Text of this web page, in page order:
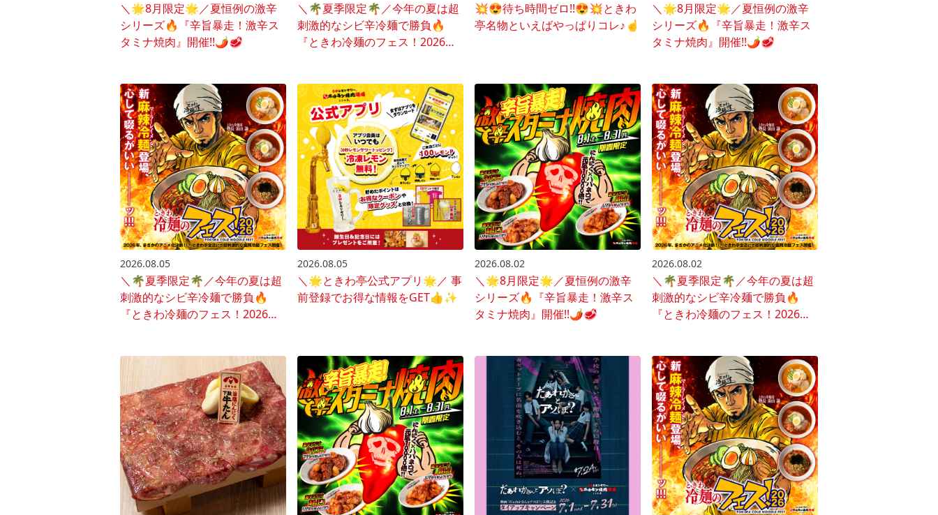
＼🌟8月限定🌟／夏恒例の激辛
シリーズ🔥『辛旨暴走！激辛ス
タミナ焼肉』開催!!🌶️🥩
＼🌴夏季限定🌴／今年の夏は超
刺激的なシビ辛冷麺で勝負🔥
『ときわ冷麺のフェス！2026』
💥😍待ち時間ゼロ!!😍💥ときわ
亭名物といえばやっぱりコレ♪☝️
＼🌟8月限定🌟／夏恒例の激辛
シリーズ🔥『辛旨暴走！激辛ス
タミナ焼肉』開催!!🌶️🥩
2026.08.05
＼🌴夏季限定🌴／今年の夏は超
刺激的なシビ辛冷麺で勝負🔥
『ときわ冷麺のフェス！2026』
2026.08.05
＼🌟ときわ亭公式アプリ🌟／ 事
前登録でお得な情報をGET👍✨
2026.08.02
＼🌟8月限定🌟／夏恒例の激辛
シリーズ🔥『辛旨暴走！激辛ス
タミナ焼肉』開催!!🌶️🥩
2026.08.02
＼🌴夏季限定🌴／今年の夏は超
刺激的なシビ辛冷麺で勝負🔥
『ときわ冷麺のフェス！2026』